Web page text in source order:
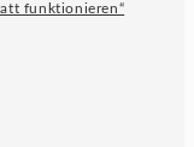
funktionieren“